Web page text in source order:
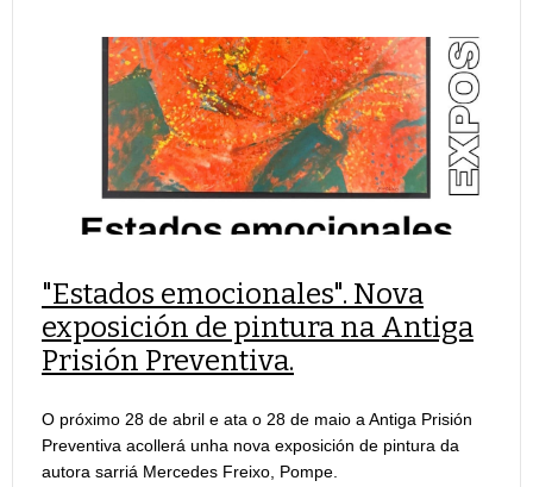
"Estados emocionales". Nova
exposición de pintura na Antiga
Prisión Preventiva.
O próximo 28 de abril e ata o 28 de maio a Antiga Prisión
Preventiva acollerá unha nova exposición de pintura da
autora sarriá Mercedes Freixo, Pompe.